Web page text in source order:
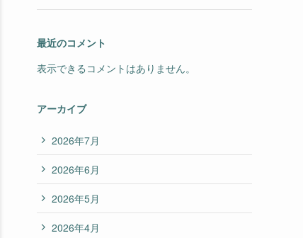
最近のコメント
表示できるコメントはありません。
アーカイブ
2026年7月
2026年6月
2026年5月
2026年4月